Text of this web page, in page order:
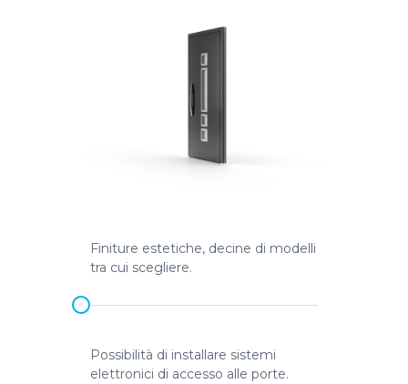
Finiture estetiche, decine di modelli
tra cui scegliere.
Possibilità di installare sistemi
elettronici di accesso alle porte.